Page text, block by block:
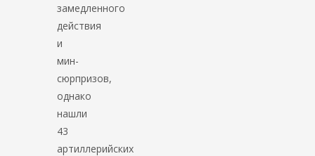
замедленного
действия
и
мин-
сюрпризов,
однако
нашли
43
артиллерийских